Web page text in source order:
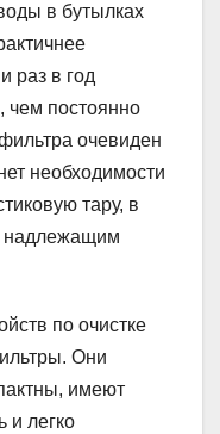
в бутылках
раз в год
чем постоянно
очевиден
необходимости
тару, в
надлежащим
по очистке
Они
имеют
и легко